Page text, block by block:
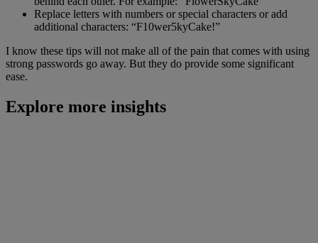
Replace letters with numbers or special characters or add
additional characters: “F10wer5kyCake!”
I know these tips will not make all of the pain that comes with using
strong passwords go away. But they do provide some significant
ease.
Explore more insights